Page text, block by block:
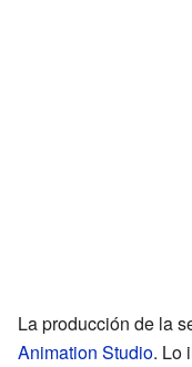
La producción de la
Animation Studio. Lo